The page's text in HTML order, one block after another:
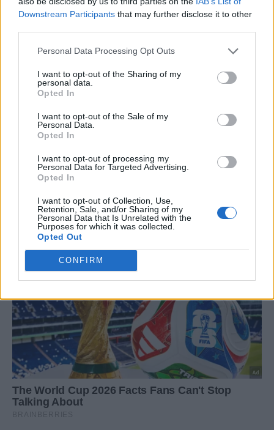
Downstream Participants that may further disclose it to other
Personal Data Processing Opt Outs
I want to opt-out of the Sharing of my
personal data.
Opted In
I want to opt-out of the Sale of my
Personal Data.
Opted In
I want to opt-out of processing my
Personal Data for Targeted Advertising.
Opted In
I want to opt-out of Collection, Use,
Retention, Sale, and/or Sharing of my
Personal Data that Is Unrelated with the
Purposes for which it was collected.
Opted Out
CONFIRM